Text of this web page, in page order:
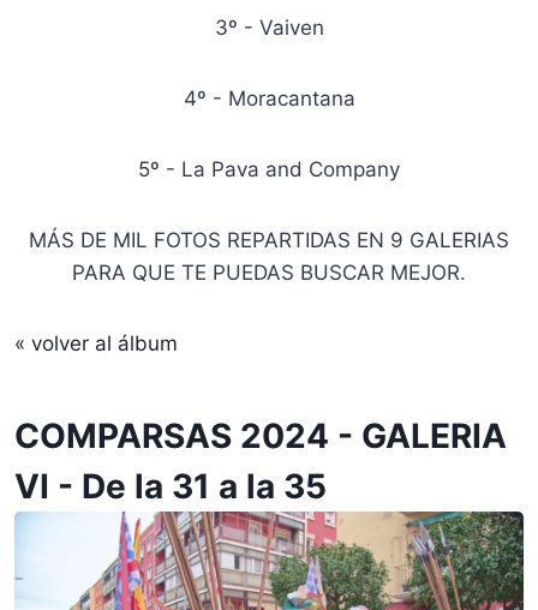
3º - Vaiven
4º - Moracantana
5º - La Pava and Company
MÁS DE MIL FOTOS REPARTIDAS EN 9 GALERIAS
PARA QUE TE PUEDAS BUSCAR MEJOR.
« volver al álbum
COMPARSAS 2024 - GALERIA
VI - De la 31 a la 35